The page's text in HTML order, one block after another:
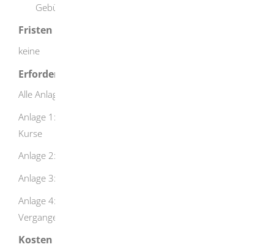
Gebührenmitteilung zugeschickt.
Fristen
keine
Erforderliche Unterlagen
Alle Anlagen sind formlos einzureichen:
Anlage 1: Stoffverteilungsplan für alle zu bescheinigenden
Kurse
Anlage 2: Qualifikationsnachweise der Lehrkräfte
Anlage 3: Kündigungs- und Rücktrittsbedingungen
Anlage 4: Nachweise über stattgefundene Kurse in der
Vergangenheit (nur bei rückwirkender Beantragung)
Kosten